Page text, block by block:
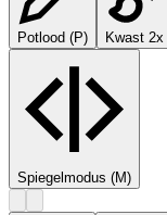
Potlood (P) Kwast 2x
Spiegelmodus (M)